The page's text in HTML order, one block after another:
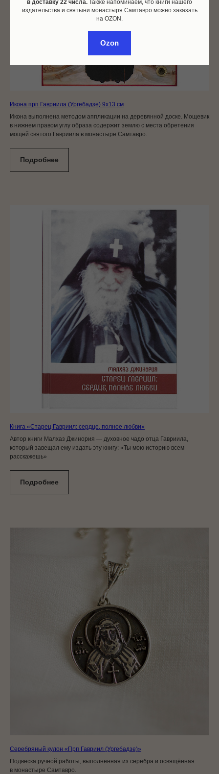
в доставку 22 числа.
Также напоминаем, что книги нашего
издательства и святыни монастыря Самтавро можно заказать
на OZON.
Ozon
Икона прп Гавриила (Ургебадзе) 9x13 см
Икона выполнена методом аппликации на деревянной доске. Мощевик
в нижнем правом углу образа содержит землю с места обретения
мощей святого Гавриила в монастыре Самтавро.
Подробнее
Книга «Старец Гавриил: сердце, полное любви»
Автор книги Малхаз Джинория — духовное чадо отца Гавриила,
который завещал ему издать эту книгу: «Ты мою историю всем
расскажешь»
Подробнее
Серебряный кулон «Прп Гавриил (Ургебадзе)»
Подвеска ручной работы, выполненная из серебра и освящённая
в монастыре Самтавро.